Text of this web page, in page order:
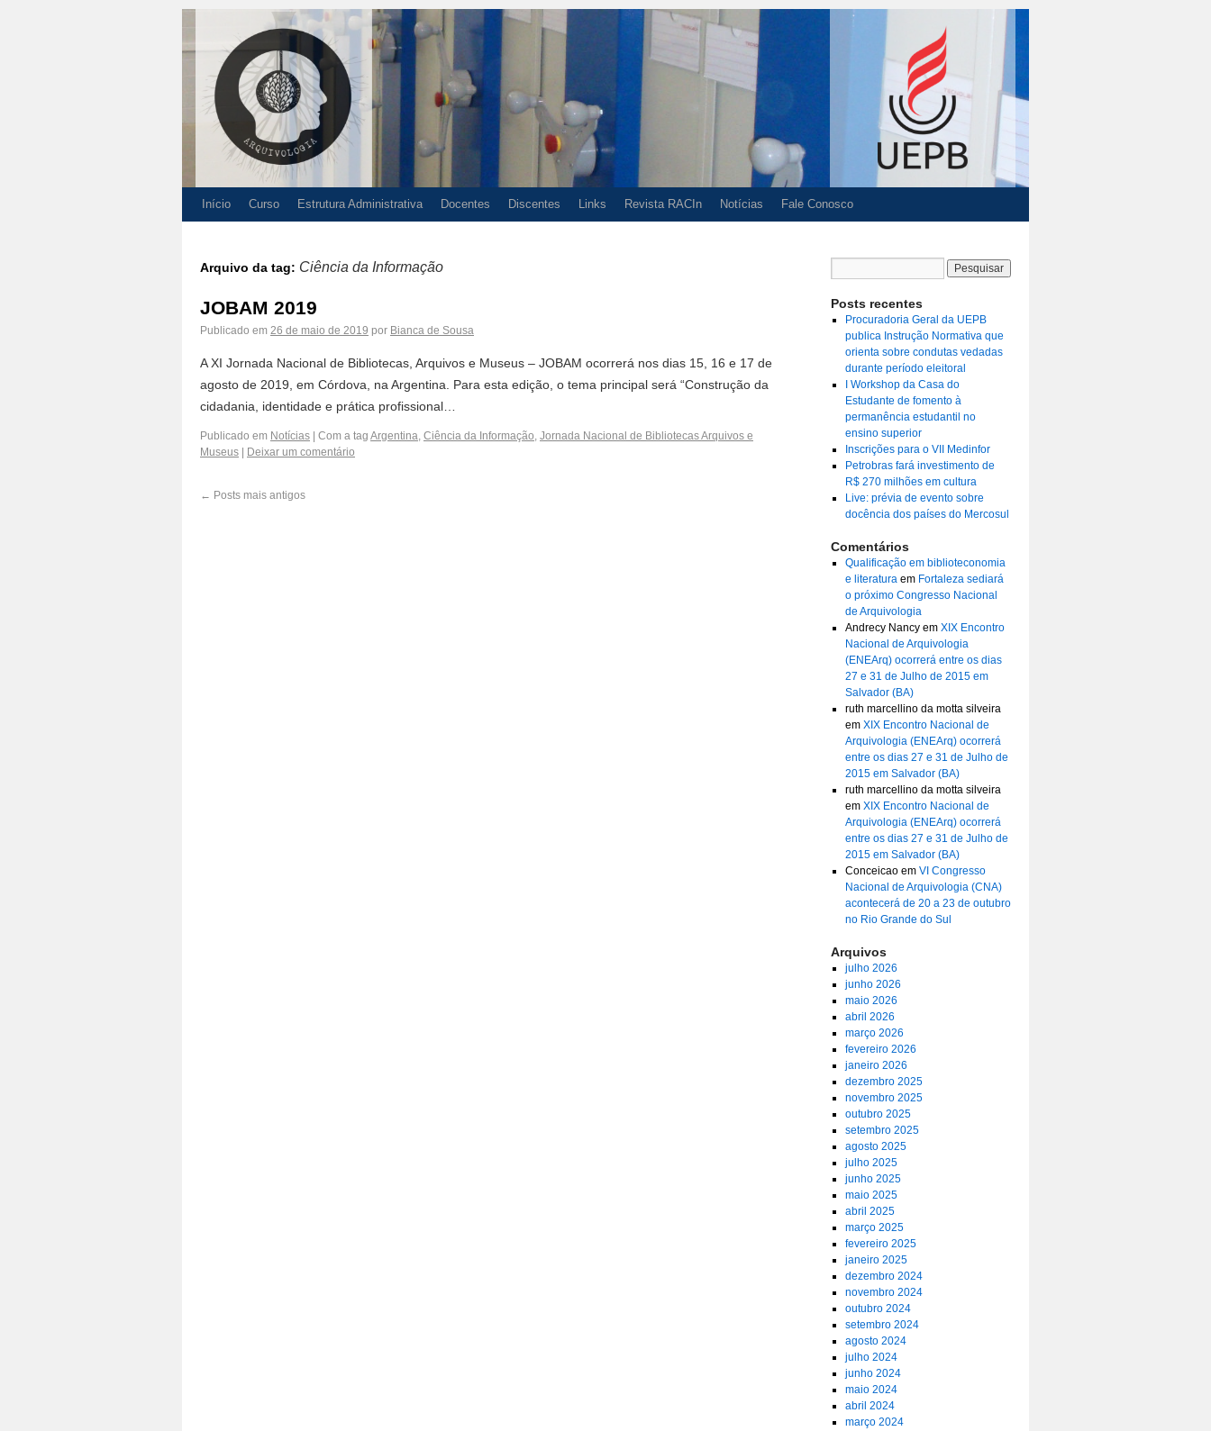
Início Curso Estrutura Administrativa Docentes Discentes Links Revista RACIn Notícias Fale Conosco
Arquivo da tag: Ciência da Informação
JOBAM 2019
Publicado em 26 de maio de 2019 por Bianca de Sousa
A XI Jornada Nacional de Bibliotecas, Arquivos e Museus – JOBAM ocorrerá nos dias 15, 16 e 17 de
agosto de 2019, em Córdova, na Argentina. Para esta edição, o tema principal será “Construção da
cidadania, identidade e prática profissional…
Publicado em Notícias Com a tag Argentina, Ciência da Informação, Jornada Nacional de Bibliotecas Arquivos e
Museus
Deixar um comentário
← Posts mais antigos
Posts recentes
Procuradoria Geral da UEPB
publica Instrução Normativa que
orienta sobre condutas vedadas
durante período eleitoral
I Workshop da Casa do
Estudante de fomento à
permanência estudantil no
ensino superior
Inscrições para o VII Medinfor
Petrobras fará investimento de
R$ 270 milhões em cultura
Live: prévia de evento sobre
docência dos países do Mercosul
Comentários
Qualificação em biblioteconomia
e literaturaem Fortaleza sediará
o próximo Congresso Nacional
de Arquivologia
Andrecy Nancyem XIX Encontro
Nacional de Arquivologia
(ENEArq) ocorrerá entre os dias
27 e 31 de Julho de 2015 em
Salvador (BA)
ruth marcellino da motta silveira
em XIX Encontro Nacional de
Arquivologia (ENEArq) ocorrerá
entre os dias 27 e 31 de Julho de
2015 em Salvador (BA)
ruth marcellino da motta silveira
em XIX Encontro Nacional de
Arquivologia (ENEArq) ocorrerá
entre os dias 27 e 31 de Julho de
2015 em Salvador (BA)
Conceicaoem VI Congresso
Nacional de Arquivologia (CNA)
acontecerá de 20 a 23 de outubro
no Rio Grande do Sul
Arquivos
julho 2026
junho 2026
maio 2026
abril 2026
março 2026
fevereiro 2026
janeiro 2026
dezembro 2025
novembro 2025
outubro 2025
setembro 2025
agosto 2025
julho 2025
junho 2025
maio 2025
abril 2025
março 2025
fevereiro 2025
janeiro 2025
dezembro 2024
novembro 2024
outubro 2024
setembro 2024
agosto 2024
julho 2024
junho 2024
maio 2024
abril 2024
março 2024